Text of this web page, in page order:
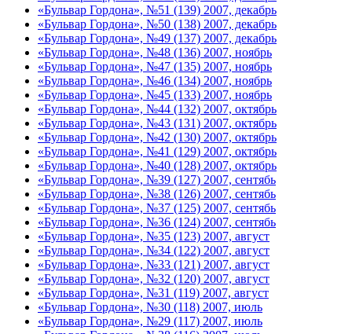
«Бульвар Гордона», №51 (139) 2007, декабрь
«Бульвар Гордона», №50 (138) 2007, декабрь
«Бульвар Гордона», №49 (137) 2007, декабрь
«Бульвар Гордона», №48 (136) 2007, ноябрь
«Бульвар Гордона», №47 (135) 2007, ноябрь
«Бульвар Гордона», №46 (134) 2007, ноябрь
«Бульвар Гордона», №45 (133) 2007, ноябрь
«Бульвар Гордона», №44 (132) 2007, октябрь
«Бульвар Гордона», №43 (131) 2007, октябрь
«Бульвар Гордона», №42 (130) 2007, октябрь
«Бульвар Гордона», №41 (129) 2007, октябрь
«Бульвар Гордона», №40 (128) 2007, октябрь
«Бульвар Гордона», №39 (127) 2007, сентябь
«Бульвар Гордона», №38 (126) 2007, сентябь
«Бульвар Гордона», №37 (125) 2007, сентябь
«Бульвар Гордона», №36 (124) 2007, сентябь
«Бульвар Гордона», №35 (123) 2007, август
«Бульвар Гордона», №34 (122) 2007, август
«Бульвар Гордона», №33 (121) 2007, август
«Бульвар Гордона», №32 (120) 2007, август
«Бульвар Гордона», №31 (119) 2007, август
«Бульвар Гордона», №30 (118) 2007, июль
«Бульвар Гордона», №29 (117) 2007, июль